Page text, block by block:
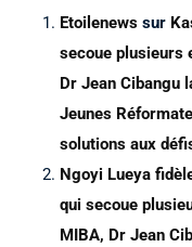
Etoilenews sur
secoue plusieurs
Dr Jean Cibangu
Jeunes
solutions aux
Ngoyi Lueya
qui secoue
MIBA, Dr Jean